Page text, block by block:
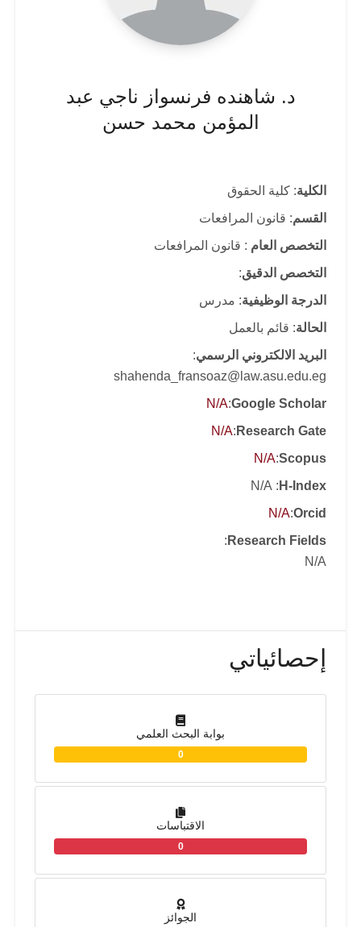
د. شاهنده فرنسواز ناجي عبد
المؤمن محمد حسن
الكلية: كلية الحقوق
القسم: قانون المرافعات
التخصص العام : قانون المرافعات
التخصص الدقيق:
الدرجة الوظيفية: مدرس
الحالة: قائم بالعمل
البريد الالكتروني الرسمي:
shahenda_fransoaz@law.asu.edu.eg
Google Scholar
:
N/A
Research Gate
:
N/A
Scopus
:
N/A
H-Index
: N/A
Orcid
:
N/A
Research Fields
:
N/A
إحصائياتي
بوابة البحث العلمي
0
الاقتباسات
0
الجوائز